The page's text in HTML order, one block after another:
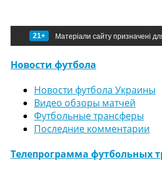
21+ Матеріали сайту призначені
Новости футбола
Новости футбола Украины
Видео обзоры матчей
Футбольные трансферы
Последние комментарии
Телепрограмма футбольных